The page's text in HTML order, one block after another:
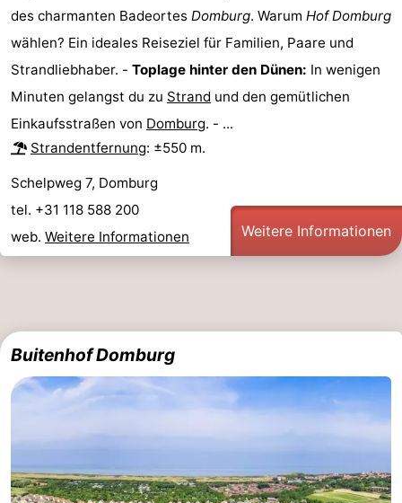
-
Schwimmbader
-
Radfahren
Wandern
-
Reiten
-
Golfplatze
-
trinken
Ringstechen
Praktisch
Route
des charmanten Badeortes Domburg. Warum Hof Domburg
wählen? Ein ideales Reiseziel für Familien, Paare und
Strandliebhaber. - Toplage hinter den Dünen: In wenigen
Minuten gelangst du zu Strand und den gemütlichen
Einkaufsstraßen von Domburg. - ...
Strandentfernung: ±550 m.
Schelpweg 7, Domburg
tel. +31 118 588 200
web. Weitere Informationen Weitere Informationen
Buitenhof Domburg